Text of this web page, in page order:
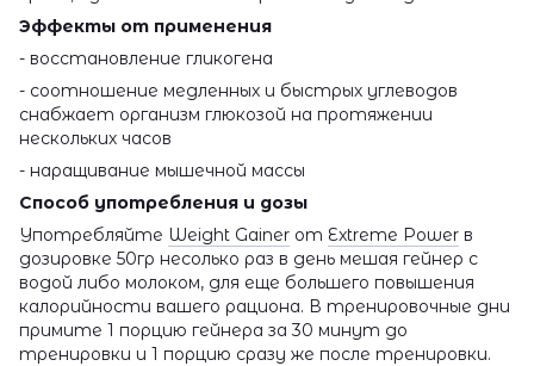
Эффекты от применения
- восстановление гликогена
- соотношение медленных и быстрых углеводов
снабжает организм глюкозой на протяжении
нескольких часов
- наращивание мышечной массы
Способ употребления и дозы
Употребляйте Weight Gainer от Extreme Power в
дозировке 50гр несолько раз в день мешая гейнер с
водой либо молоком, для еще большего повышения
калорийности вашего рациона. В тренировочные дни
примите 1 порцию гейнера за 30 минут до
тренировки и 1 порцию сразу же после тренировки.